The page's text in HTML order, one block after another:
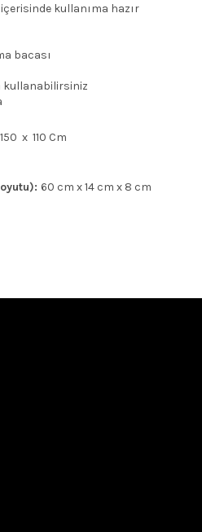
kullanıma hazır
bacası
kullanabilirsiniz
x 110 Cm
60 cm x 14 cm x 8 cm